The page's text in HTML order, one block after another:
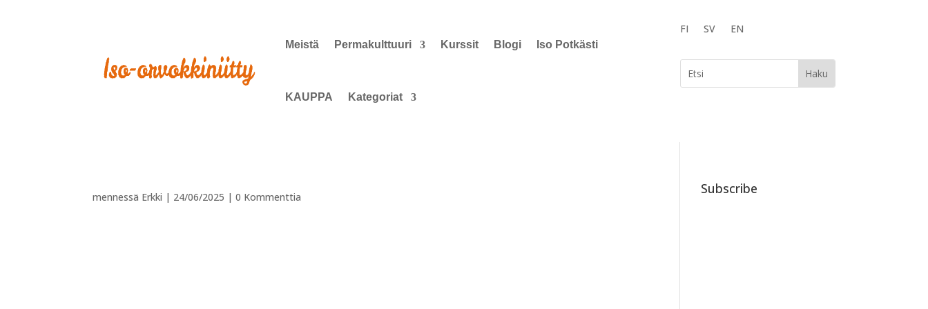
Meistä Permakulttuuri Kurssit Blogi Iso Potkästi
KAUPPA Kategoriat
FI SV EN
mennessä Erkki | 24/06/2025 |0 Kommenttia
Subscribe